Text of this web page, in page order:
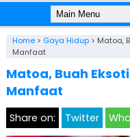
Home> Gaya Hidup> Matoa,
Manfaat
Matoa, Buah
Manfaat
Share on: Twitter